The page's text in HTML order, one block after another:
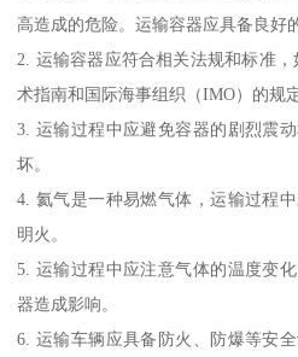
高造成的危险。运输容器应具备良好
2. 运输容器应符合相关法规和标准
术指南和国际海事组织（IMO）的规定
3. 运输过程中应避免容器的剧烈震
坏。
4. 氦气是一种易燃气体，运输过程
明火。
5. 运输过程中应注意气体的温度变
器造成影响。
6. 运输车辆应具备防火、防爆等安